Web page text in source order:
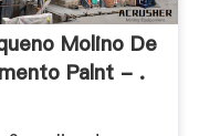
Molino De
Palnt - .